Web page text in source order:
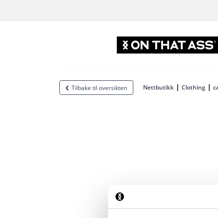
Tilbake til oversikten Nettbutikk Clothing